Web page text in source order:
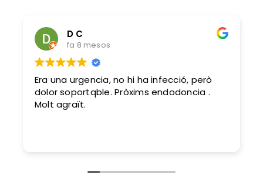
D C
fa 8 mesos
Era una urgencia, no hi ha infecció, però
dolor soportqble. Pròxims endodoncia .
Molt agraït.